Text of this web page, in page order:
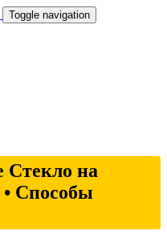
Toggle navigation
Стекло на
Способы